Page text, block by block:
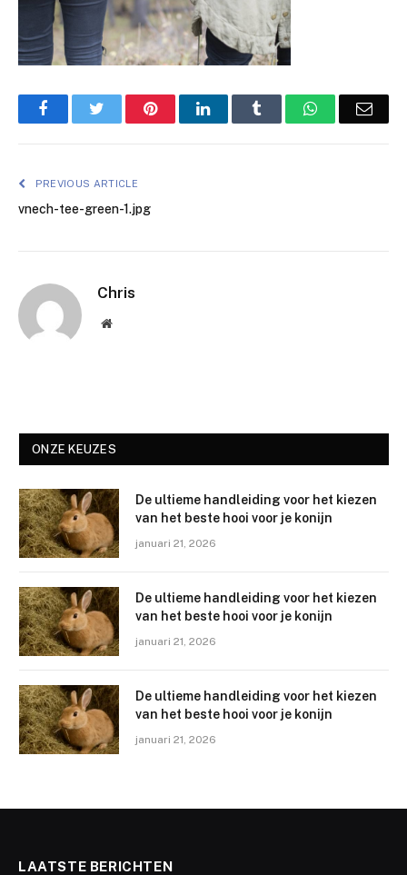
FacebookTwitter PinterestLinkedIn Tumblr WhatsApp
PREVIOUS ARTICLE
vnech-tee-green-1.jpg
Chris
Website
ONZE KEUZES
De ultieme handleiding voor het kiezen
van het beste hooi voor je konijn
januari 21, 2026
De ultieme handleiding voor het kiezen
van het beste hooi voor je konijn
januari 21, 2026
De ultieme handleiding voor het kiezen
van het beste hooi voor je konijn
januari 21, 2026
LAATSTE BERICHTEN